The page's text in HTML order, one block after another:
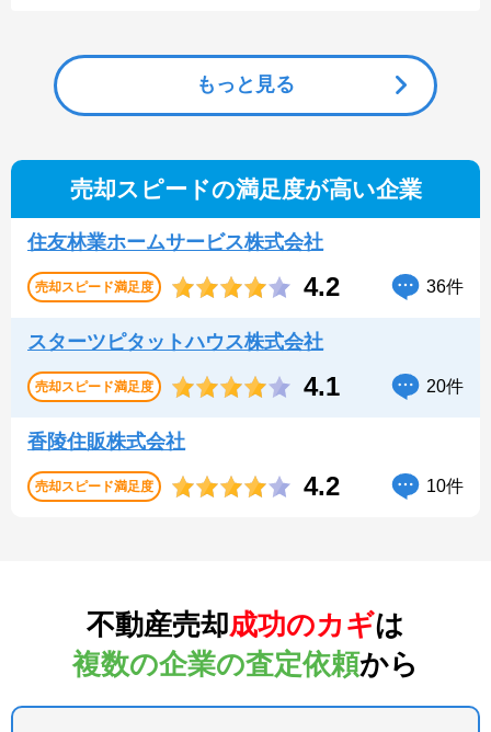
もっと見る
売却スピードの満足度が高い企業
住友林業ホームサービス株式会社
売却スピード満足度 4.2 36件
スターツピタットハウス株式会社
売却スピード満足度 4.1 20件
香陵住販株式会社
売却スピード満足度 4.2 10件
不動産売却成功のカギは
複数の企業の査定依頼から